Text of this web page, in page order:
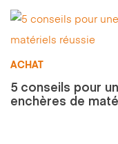
ACHAT
5 conseils pour
enchères de